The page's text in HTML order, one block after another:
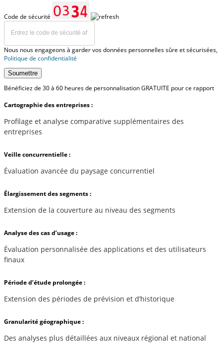
Code de sécurité
Nous nous engageons à garder vos données personnelles sûre et sécurisées,
Politique de confidentialité
Soumettre
Bénéficiez de 30 à 60 heures de personnalisation GRATUITE pour ce rapport
Cartographie des entreprises :
Profilage et analyse comparative supplémentaires des
entreprises
Veille concurrentielle :
Évaluation avancée du paysage concurrentiel
Élargissement des segments :
Extension de la couverture au niveau des segments
Analyse des cas d’usage :
Évaluation personnalisée des applications et des utilisateurs
finaux
Période d’étude prolongée :
Extension des périodes de prévision et d’historique
Granularité géographique :
Des analyses plus détaillées aux niveaux régional et national